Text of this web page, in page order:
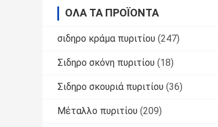
ΌΛΑ ΤΑ ΠΡΟΪΌΝΤΑ
σιδηρο κράμα πυριτίου (247)
Σιδηρο σκόνη πυριτίου (18)
Σιδηρο σκουριά πυριτίου (36)
Μέταλλο πυριτίου (209)